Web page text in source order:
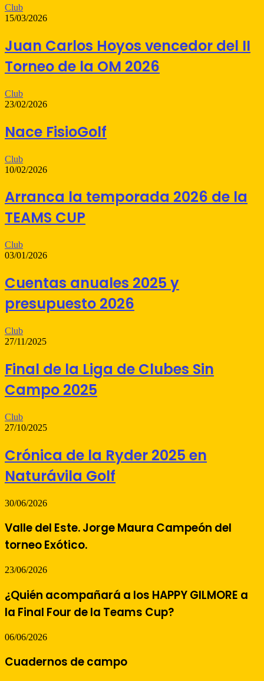
Club
15/03/2026
Juan Carlos Hoyos vencedor del II
Torneo de la OM 2026
Club
23/02/2026
Nace FisioGolf
Club
10/02/2026
Arranca la temporada 2026 de la
TEAMS CUP
Club
03/01/2026
Cuentas anuales 2025 y
presupuesto 2026
Club
27/11/2025
Final de la Liga de Clubes Sin
Campo 2025
Club
27/10/2025
Crónica de la Ryder 2025 en
Naturávila Golf
30/06/2026
Valle del Este. Jorge Maura Campeón del
torneo Exótico.
23/06/2026
¿Quién acompañará a los HAPPY GILMORE a
la Final Four de la Teams Cup?
06/06/2026
Cuadernos de campo